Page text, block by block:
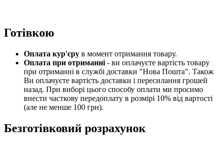
Готівкою
Оплата кур'єру в момент отримання товару.
Оплата при отриманні - ви оплачуєте вартість товару
при отриманні в службі доставки "Нова Пошта". Також
Ви оплачуєте вартість доставки і пересилання грошей
назад. При виборі цього способу оплати ми просимо
внести часткову передоплату в розмірі 10% від вартості
(але не менше 100 грн).
Безготівковий розрахунок